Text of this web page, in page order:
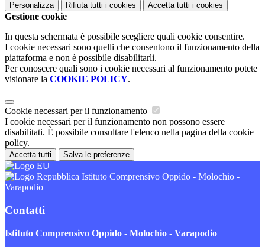
Personalizza Rifiuta tutti i cookies Accetta tutti i cookies
Gestione cookie
In questa schermata è possibile scegliere quali cookie consentire.
I cookie necessari sono quelli che consentono il funzionamento della
piattaforma e non è possibile disabilitarli.
Per conoscere quali sono i cookie necessari al funzionamento potete
visionare la COOKIE POLICY.
Cookie necessari per il funzionamento
I cookie necessari per il funzionamento non possono essere
disabilitati. È possibile consultare l'elenco nella pagina della cookie
policy.
Accetta tutti Salva le preferenze
Istituto Comprensivo Oppido - Molochio -
Varapodio
Contatti
Istituto Comprensivo Oppido - Molochio - Varapodio